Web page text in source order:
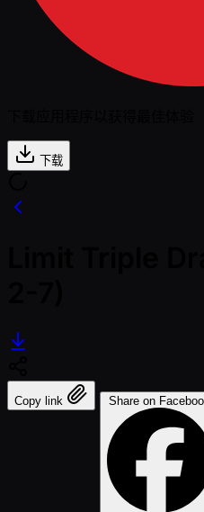
下载
Copy link Share on